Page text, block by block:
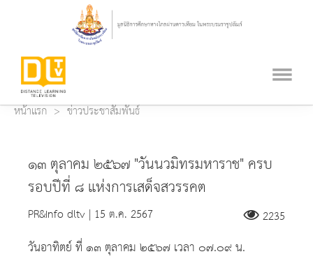
หน้าแรก ข่าวประชาสัมพันธ์
๑๓ ตุลาคม ๒๕๖๗ "วันนวมิทรมหาราช" ครบ
รอบปีที่ ๘ แห่งการเสด็จสวรรคต
PR&Info dltv | 15 ต.ค. 2567 2235
วันอาทิตย์ ที่ ๑๓ ตุลาคม ๒๕๖๗ เวลา ๐๗.๐๙ น.